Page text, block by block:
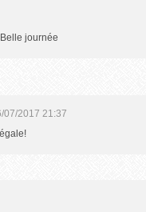
journée
07/2017 21:37